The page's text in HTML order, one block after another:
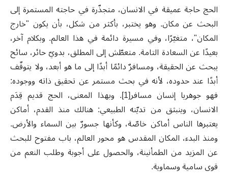
الحج حاجة عميقة في الانسان، متجذّرة في حاجته المستمرة إلى
البحث عن مكان. وهو يختبر، بأكثر من شكل، بأن يكون "خارج
المكان"، متغيّرًا، وفي مسيرة دائمة في هذا العالم. وبكلام آخر،
بعيدًا عن السعادة التامة. متعطّش إلى المطلق، بدويّ حائر، سائح
يبحث عن الحقيقة، ومسافرٌ دائمًا أبدًا إلى ما هو أبعد، ولا يتوقّف
أبدًا عند حدوده، لأنه في بحث مستمر عن تحقيق ذاته ووجوده:
فهو جوهريا إنسان مسافر[1]. وبهذا المعنى، الحج قديم قِدَم
الانسان، وينبثق من تديّنه الطبيعي: هنالك منذ القدم، أماكن
يعتبرها الناس أماكن خاصّة، وكأنها جسورٌ بين السماء والأرض.
ومنذ البدء، المكان المقدس هو محور العالم، باب مفتوح للبحث
عن المزيد من الطمأنينة، والحصول على أجوبة وطلب النعم من
قوى سامية وسماوية.